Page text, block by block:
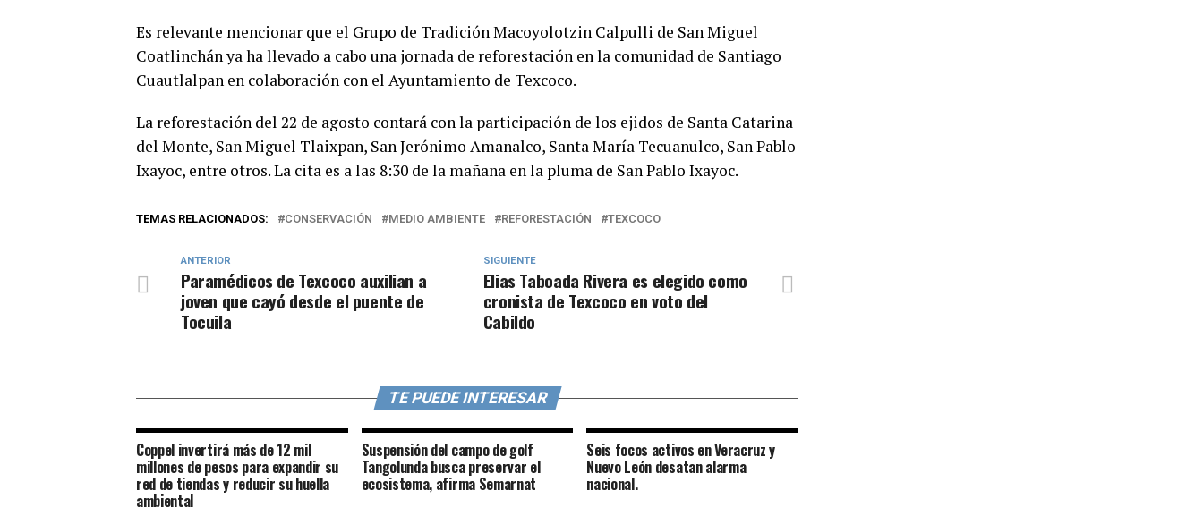
Es relevante mencionar que el Grupo de Tradición Macoyolotzin Calpulli de San Miguel
Coatlinchán ya ha llevado a cabo una jornada de reforestación en la comunidad de Santiago
Cuautlalpan en colaboración con el Ayuntamiento de Texcoco.
La reforestación del 22 de agosto contará con la participación de los ejidos de Santa Catarina
del Monte, San Miguel Tlaixpan, San Jerónimo Amanalco, Santa María Tecuanulco, San Pablo
Ixayoc, entre otros. La cita es a las 8:30 de la mañana en la pluma de San Pablo Ixayoc.
TEMAS RELACIONADOS: CONSERVACIÓN MEDIO AMBIENTE REFORESTACIÓN TEXCOCO
SIGUIENTE
Elias Taboada Rivera es elegido como
cronista de Texcoco en voto del
Cabildo
ANTERIOR
Paramédicos de Texcoco auxilian a
joven que cayó desde el puente de
Tocuila
TE PUEDE INTERESAR
Coppel invertirá más de 12 mil
millones de pesos para expandir su
red de tiendas y reducir su huella
ambiental
Suspensión del campo de golf
Tangolunda busca preservar el
ecosistema, afirma Semarnat
Seis focos activos en Veracruz y
Nuevo León desatan alarma
nacional.